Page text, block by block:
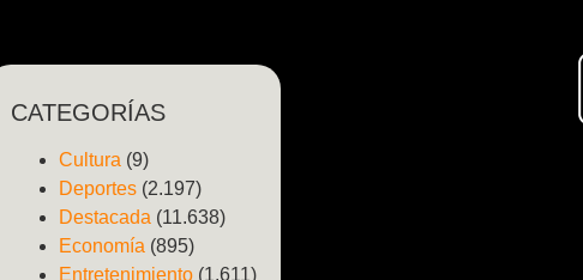
CATEGORÍAS
Cultura (9)
Deportes (2.197)
Destacada (11.638)
Economía (895)
Entretenimiento (1.611)